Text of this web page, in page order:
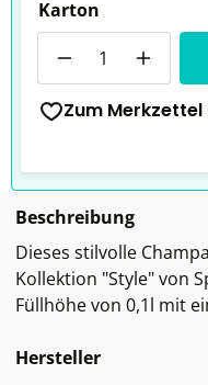
Karton
Zum
Beschreibung
Dieses stilvolle
Kollektion "Style" von
Füllhöhe von 0,1l mit
Hersteller